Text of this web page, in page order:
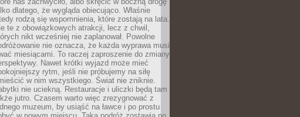
dlatego, że wygląda obiecująco. Właśnie
rodzą się wspomnienia, które zostają na lata.
te z obowiązkowych atrakcji, lecz z chwil,
nikt wcześniej nie zaplanował. Powolne
nie oznacza, że każda wyprawa musi
miesiącami. To raczej zaproszenie do zmiany
Nawet krótki wyjazd może mieć
rytm, jeśli nie próbujemy na siłę
w nim wszystkiego. Świat nie zniknie.
nie uciekną. Restauracje i uliczki będą tam
jutro. Czasem warto więc zrezygnować z
muzeum, by usiąść na ławce i po prostu